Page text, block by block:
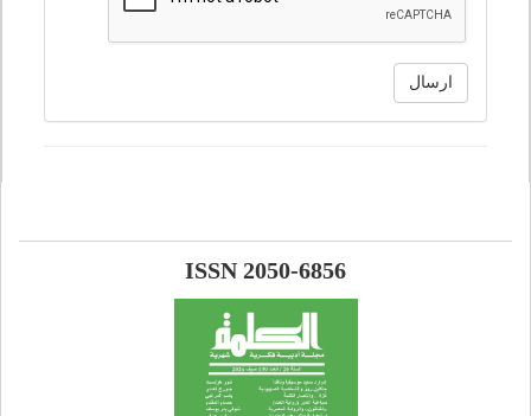
ارسال
ISSN 2050-6856